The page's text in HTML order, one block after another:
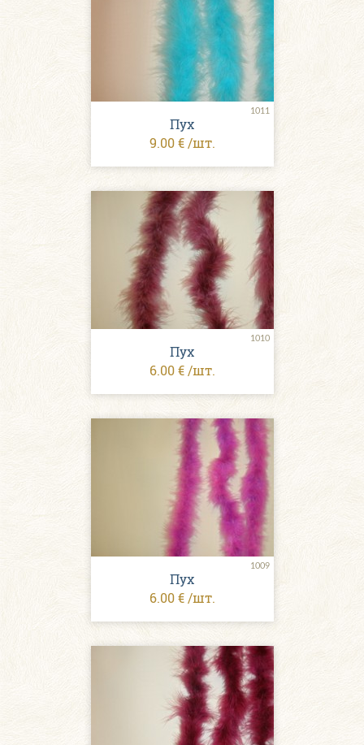
1011
Пух
9.00 € /шт.
1010
Пух
6.00 € /шт.
1009
Пух
6.00 € /шт.